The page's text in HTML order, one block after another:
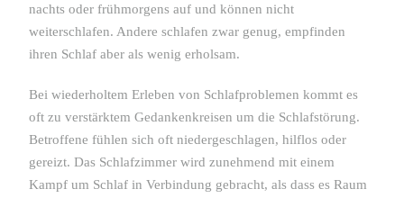
nachts oder frühmorgens auf und können nicht
weiterschlafen. Andere schlafen zwar genug, empfinden
ihren Schlaf aber als wenig erholsam.
Bei wiederholtem Erleben von Schlafproblemen kommt es
oft zu verstärktem Gedankenkreisen um die Schlafstörung.
Betroffene fühlen sich oft niedergeschlagen, hilflos oder
gereizt. Das Schlafzimmer wird zunehmend mit einem
Kampf um Schlaf in Verbindung gebracht, als dass es Raum